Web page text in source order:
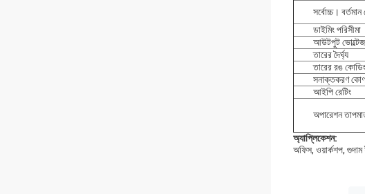
সর্বোচ্চ। বর্তমান
ডাইমিং পরিসীমা
আউটপুট ভোল্টেজ
তারের দৈর্ঘ্য
তারের রঙ কোডিং
সনাক্তকরণ কোণ
আইপি রেটিং
অপারেশন
অ্যাপ্লিকেশন:
অফিস, ওয়ার্কশপ, গুদাম